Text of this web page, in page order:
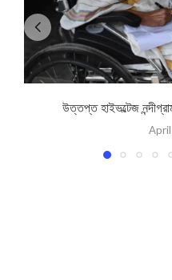
উত্তপ্ত হাইভল্টেজ